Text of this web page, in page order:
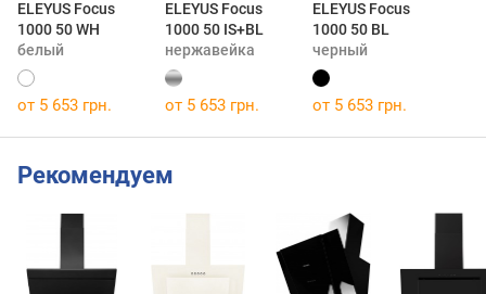
ELEYUS Focus
1000 50 WH
белый
ELEYUS Focus
1000 50 IS+BL
нержавейка
ELEYUS Focus
1000 50 BL
черный
от 5 653 грн. от 5 653 грн. от 5 653 грн.
Рекомендуем